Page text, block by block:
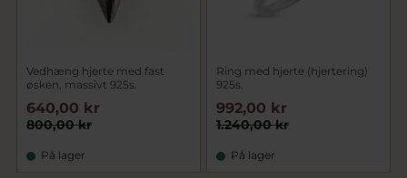
Vedhæng hjerte med fast
øsken, massivt 925s.
800,00 kr
640,00 kr
På lager
Ring med hjerte (hjertering)
925s.
1.240,00 kr
992,00 kr
På lager